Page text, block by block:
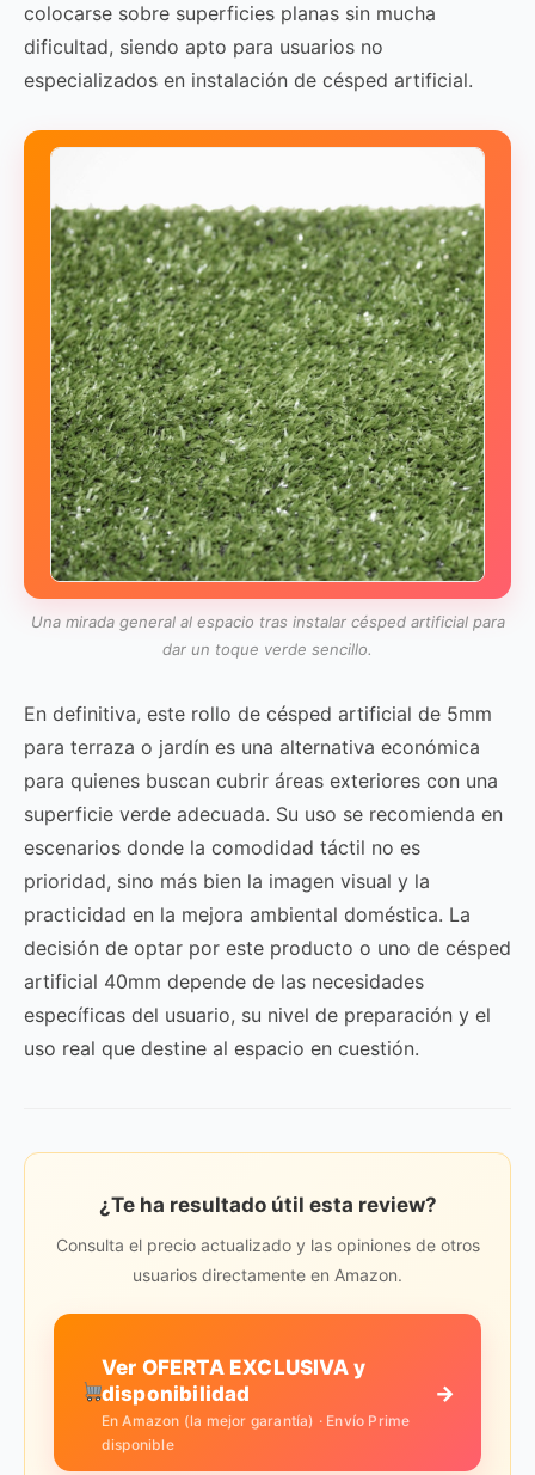
colocarse sobre superficies planas sin mucha
dificultad, siendo apto para usuarios no
especializados en instalación de césped artificial.
Una mirada general al espacio tras instalar césped artificial para
dar un toque verde sencillo.
En definitiva, este rollo de césped artificial de 5mm
para terraza o jardín es una alternativa económica
para quienes buscan cubrir áreas exteriores con una
superficie verde adecuada. Su uso se recomienda en
escenarios donde la comodidad táctil no es
prioridad, sino más bien la imagen visual y la
practicidad en la mejora ambiental doméstica. La
decisión de optar por este producto o uno de césped
artificial 40mm depende de las necesidades
específicas del usuario, su nivel de preparación y el
uso real que destine al espacio en cuestión.
¿Te ha resultado útil esta review?
Consulta el precio actualizado y las opiniones de otros
usuarios directamente en Amazon.
Ver OFERTA EXCLUSIVA y
disponibilidad
En Amazon (la mejor garantía) · Envío Prime
disponible
→